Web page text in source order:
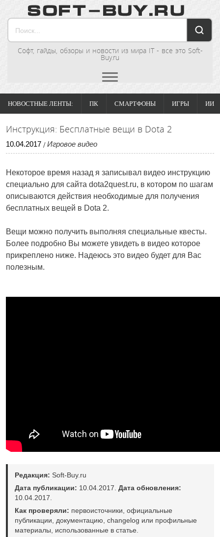
Софт, гайды, обзоры и новости из мира IT - все это Soft-
Buy.ru
НОВОСТНЫЕ ЛЕНТЫ: ПК СМАРТФОНЫ ИГРЫ ИИ
Инструкция: Бесплатные вещи в Dota 2
10.04.2017 / Игровое видео
Некоторое время назад я записывал видео инструкцию
специально для сайта dota2quest.ru, в котором по шагам
описываются действия необходимые для получения
бесплатных вещей в Dota 2.
Вещи можно получить выполняя специальные квесты.
Более подробно Вы можете увидеть в видео которое
прикреплено ниже. Надеюсь это видео будет для Вас
полезным.
Редакция: Soft-Buy.ru
Дата публикации: 10.04.2017. Дата обновления:
10.04.2017.
Как проверяли: первоисточники, официальные
публикации, документацию, changelog или профильные
материалы, использованные в статье.